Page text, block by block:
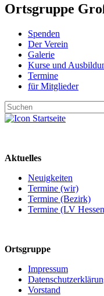
Ortsgruppe
Spenden
Der Verein
Galerie
Kurse und
Termine
für Mitglieder
Aktuelles
Neuigkeiten
Termine (wir)
Termine (Bezirk)
Termine (LV
Ortsgruppe
Impressum
Vorstand